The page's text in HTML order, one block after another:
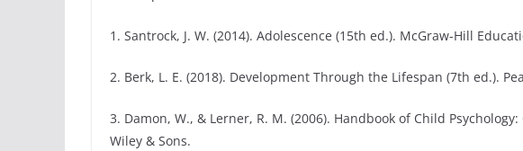
1. Santrock, J. W. (2014). Adolescence (15th ed.). McGraw-Hill
2. Berk, L. E. (2018). Development Through the Lifespan (7th ed.).
3. Damon, W., & Lerner, R. M. (2006). Handbook of Child
Wiley & Sons.